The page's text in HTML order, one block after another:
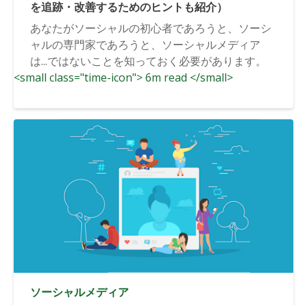
を追跡・改善するためのヒントも紹介）
あなたがソーシャルの初心者であろうと、ソーシ
ャルの専門家であろうと、ソーシャルメディア
は...ではないことを知っておく必要があります。
<small class="time-icon"> 6m read </small>
ソーシャルメディア